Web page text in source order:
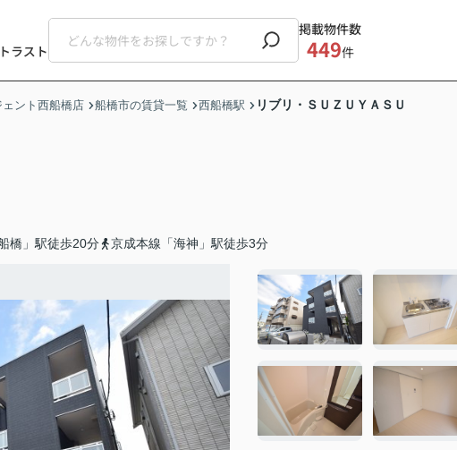
掲載物件数
449件
ェント西船橋店 船橋市の賃貸一覧 西船橋駅 リブリ・ＳＵＺＵＹＡＳＵ
橋」駅徒歩20分 京成本線「海神」駅徒歩3分